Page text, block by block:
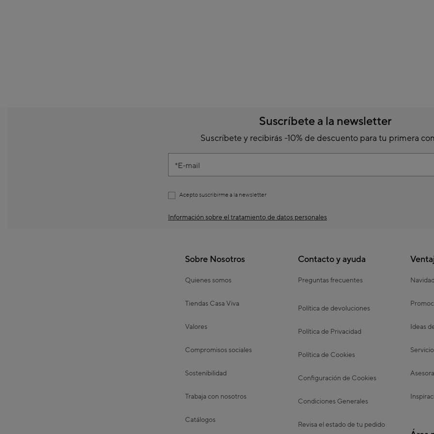
Suscríbete a la newsletter
Suscríbete y recibirás -10% de descuento para tu primera
E-mail
Acepto suscribirme a la newsletter
Información sobre el tratamiento de datos personales
Sobre Nosotros
Quienes somos
Tiendas Casa Viva
Valores
Compromisos sociales
Sostenibilidad
Trabaja con nosotros
Catálogos
Contacto y ayuda
Preguntas frecuentes
Política de devoluciones
Política de Privacidad
Política de Cookies
Configuración de Cookies
Condiciones Generales
Revisa el estado de tu pedido
Navidad
Ideas